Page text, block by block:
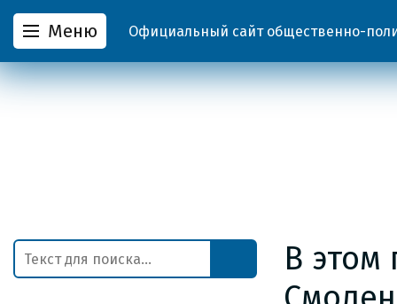
Меню Официальный сайт общественно-
В этом